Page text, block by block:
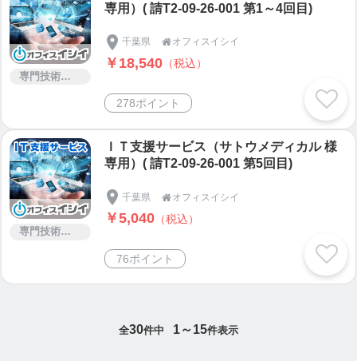
専門技術サービス
専用）( 請T2-09-26-001 第1～4回目)
千葉県 オフィスイシイ
￥18,540 （税込）
278ポイント
専門技術サービス
ＩＴ支援サービス（サトウメディカル 様
専用）( 請T2-09-26-001 第5回目)
千葉県 オフィスイシイ
￥5,040 （税込）
76ポイント
全30件中 1～15件表示